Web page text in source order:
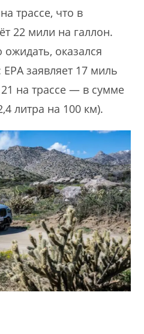
трассе, что в
22 мили на галлон.
ожидать, оказался
заявляет 17 миль
на трассе — в сумме
литра на 100 км).